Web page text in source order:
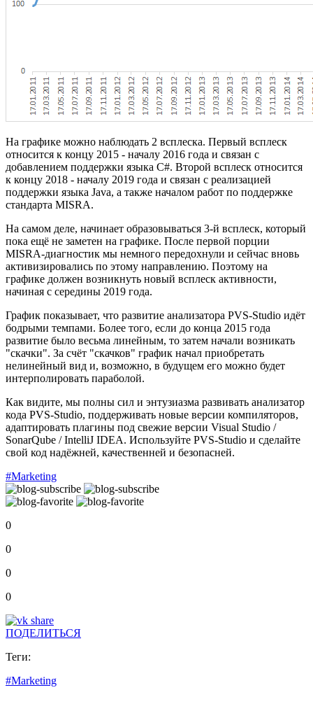
На графике можно наблюдать 2 всплеска. Первый всплеск
относится к концу 2015 - началу 2016 года и связан с
добавлением поддержки языка C#. Второй всплеск относится
к концу 2018 - началу 2019 года и связан с реализацией
поддержки языка Java, а также началом работ по поддержке
стандарта MISRA.
На самом деле, начинает образовываться 3-й всплеск, который
пока ещё не заметен на графике. После первой порции
MISRA-диагностик мы немного передохнули и сейчас вновь
активизировались по этому направлению. Поэтому на
графике должен возникнуть новый всплеск активности,
начиная с середины 2019 года.
График показывает, что развитие анализатора PVS-Studio идёт
бодрыми темпами. Более того, если до конца 2015 года
развитие было весьма линейным, то затем начали возникать
"скачки". За счёт "скачков" график начал приобретать
нелинейный вид и, возможно, в будущем его можно будет
интерполировать параболой.
Как видите, мы полны сил и энтузиазма развивать анализатор
кода PVS-Studio, поддерживать новые версии компиляторов,
адаптировать плагины под свежие версии Visual Studio /
SonarQube / IntelliJ IDEA. Используйте PVS-Studio и сделайте
свой код надёжней, качественней и безопасней.
#Marketing
0
0
0
0
ПОДЕЛИТЬСЯ
Теги:
#Marketing